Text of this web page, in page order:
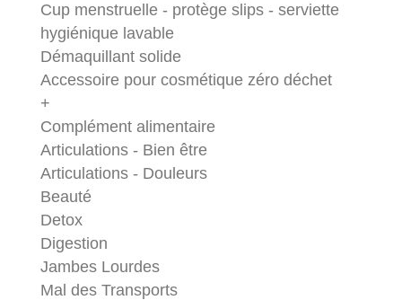
Cup menstruelle - protège slips - serviette
hygiénique lavable
Démaquillant solide
Accessoire pour cosmétique zéro déchet
+
Complément alimentaire
Articulations - Bien être
Articulations - Douleurs
Beauté
Detox
Digestion
Jambes Lourdes
Mal des Transports